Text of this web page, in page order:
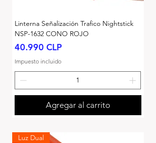
Linterna Señalización Trafico Nightstick
NSP-1632 CONO ROJO
Precio
40.990 CLP
Impuesto incluido
Agregar al carrito
Luz Dual